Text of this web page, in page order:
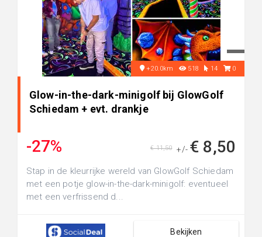
+20.0km 518 14 0
Glow-in-the-dark-minigolf bij GlowGolf
Schiedam + evt. drankje
-27% +/- € 8,50
€ 11,50
Stap in de kleurrijke wereld van GlowGolf Schiedam
met een potje glow-in-the-dark-minigolf: eventueel
met een verfrissend d...
Bekijken